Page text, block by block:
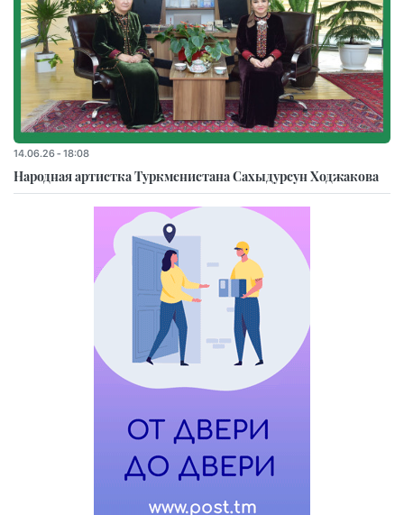
14.06.26 - 18:08
Народная артистка Туркменистана Сахыдурсун Ходжакова